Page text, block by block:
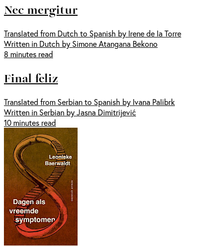
Nec mergitur
Translated from Dutch to Spanish by Irene de la Torre
Written in Dutch by Simone Atangana Bekono
8 minutes read
Final feliz
Translated from Serbian to Spanish by Ivana Palibrk
Written in Serbian by Jasna Dimitrijević
10 minutes read